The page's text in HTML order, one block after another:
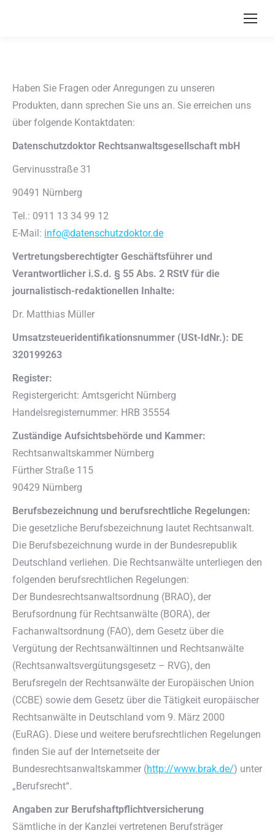
Haben Sie Fragen oder Anregungen zu unseren
Produkten, dann sprechen Sie uns an. Sie erreichen uns
über folgende Kontaktdaten:
Datenschutzdoktor Rechtsanwaltsgesellschaft mbH
Gervinusstraße 31
90491 Nürnberg
Tel.: 0911 13 34 99 12
E-Mail: info@datenschutzdoktor.de
Vertretungsberechtigter Geschäftsführer und
Verantwortlicher i.S.d. § 55 Abs. 2 RStV für die
journalistisch-redaktionellen Inhalte:
Dr. Matthias Müller
Umsatzsteueridentifikationsnummer (USt-IdNr.): DE
320199263
Register:
Registergericht: Amtsgericht Nürnberg
Handelsregisternummer: HRB 35554
Zuständige Aufsichtsbehörde und Kammer:
Rechtsanwaltskammer Nürnberg
Fürther Straße 115
90429 Nürnberg
Berufsbezeichnung und berufsrechtliche Regelungen:
Die gesetzliche Berufsbezeichnung lautet Rechtsanwalt.
Die Berufsbezeichnung wurde in der Bundesrepublik
Deutschland verliehen. Die Rechtsanwälte unterliegen den
folgenden berufsrechtlichen Regelungen:
Der Bundesrechtsanwaltsordnung (BRAO), der
Berufsordnung für Rechtsanwälte (BORA), der
Fachanwaltsordnung (FAO), dem Gesetz über die
Vergütung der Rechtsanwältinnen und Rechtsanwälte
(Rechtsanwaltsvergütungsgesetz – RVG), den
Berufsregeln der Rechtsanwälte der Europäischen Union
(CCBE) sowie dem Gesetz über die Tätigkeit europäischer
Rechtsanwälte in Deutschland vom 9. März 2000
(EuRAG). Diese und weitere berufsrechtlichen Regelungen
finden Sie auf der Internetseite der
Bundesrechtsanwaltskammer (http://www.brak.de/) unter
„Berufsrecht“.
Angaben zur Berufshaftpflichtversicherung
Sämtliche in der Kanzlei vertretenen Berufsträger